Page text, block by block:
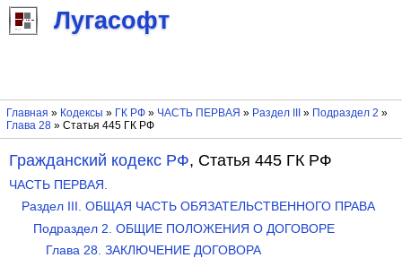
Лугасофт
Главная » Кодексы » ГК РФ» ЧАСТЬ ПЕРВАЯ » Раздел III » Подраздел 2 »
Глава 28» Статья 445 ГК РФ
Гражданский кодекс РФ, Статья 445 ГК РФ
ЧАСТЬ ПЕРВАЯ.
Раздел III. ОБЩАЯ ЧАСТЬ ОБЯЗАТЕЛЬСТВЕННОГО ПРАВА
Подраздел 2. ОБЩИЕ ПОЛОЖЕНИЯ О ДОГОВОРЕ
Глава 28. ЗАКЛЮЧЕНИЕ ДОГОВОРА